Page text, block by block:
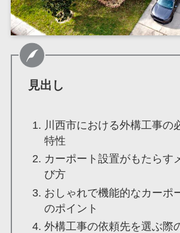
見出し
川西市における外構工事の
特性
カーポート設置がもたらす
び方
おしゃれで機能的なカーポ
のポイント
外構工事の依頼先を選ぶ際